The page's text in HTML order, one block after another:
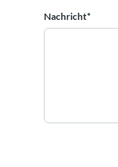
Nachricht*